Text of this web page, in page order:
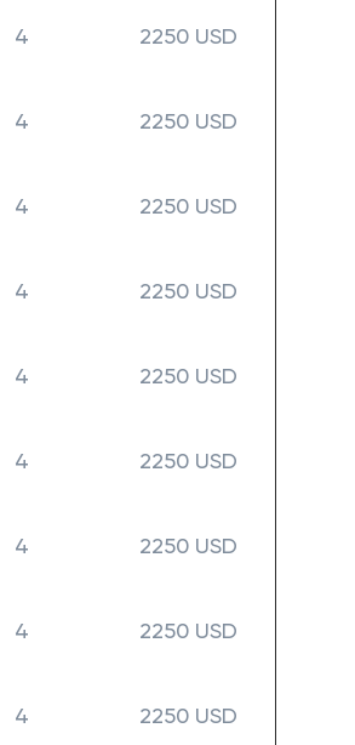
4 2250 USD
4 2250 USD
4 2250 USD
4 2250 USD
4 2250 USD
4 2250 USD
4 2250 USD
4 2250 USD
4 2250 USD